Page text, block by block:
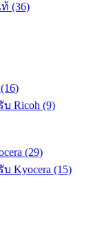
(36)
Ricoh (9)
(29)
Kyocera (15)